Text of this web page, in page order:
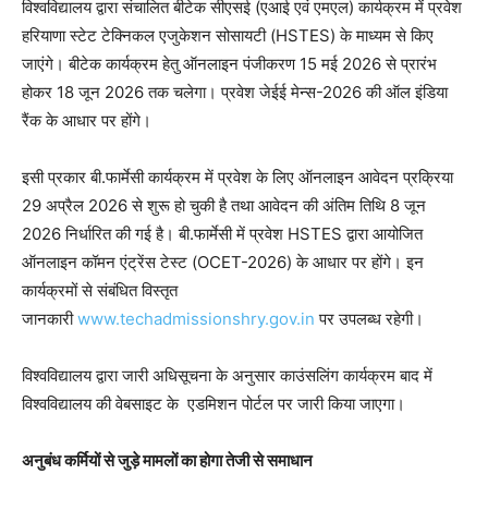
विश्वविद्यालय द्वारा संचालित बीटेक सीएसई (एआई एवं एमएल) कार्यक्रम में प्रवेश
हरियाणा स्टेट टेक्निकल एजुकेशन सोसायटी (HSTES) के माध्यम से किए
जाएंगे। बीटेक कार्यक्रम हेतु ऑनलाइन पंजीकरण 15 मई 2026 से प्रारंभ
होकर 18 जून 2026 तक चलेगा। प्रवेश जेईई मेन्स-2026 की ऑल इंडिया
रैंक के आधार पर होंगे।
इसी प्रकार बी.फार्मेसी कार्यक्रम में प्रवेश के लिए ऑनलाइन आवेदन प्रक्रिया
29 अप्रैल 2026 से शुरू हो चुकी है तथा आवेदन की अंतिम तिथि 8 जून
2026 निर्धारित की गई है। बी.फार्मेसी में प्रवेश HSTES द्वारा आयोजित
ऑनलाइन कॉमन एंट्रेंस टेस्ट (OCET-2026) के आधार पर होंगे। इन
कार्यक्रमों से संबंधित विस्तृत
जानकारीwww.techadmissionshry.gov.in पर उपलब्ध रहेगी।
विश्वविद्यालय द्वारा जारी अधिसूचना के अनुसार काउंसलिंग कार्यक्रम बाद में
विश्वविद्यालय की वेबसाइट के एडमिशन पोर्टल पर जारी किया जाएगा।
अनुबंध कर्मियों से जुड़े मामलों का होगा तेजी से समाधान